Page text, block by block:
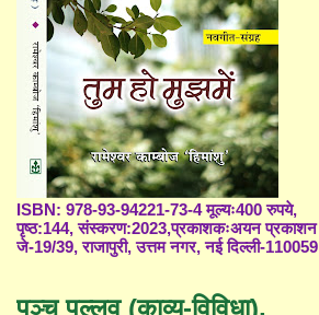
ISBN: 978-93-94221-73-4 मूल्यः400 रुपये,
पृष्ठ:144, संस्करण:2023,प्रकाशकःअयन प्रकाशन
जे-19/39, राजापुरी, उत्तम नगर, नई दिल्ली-110059
पञ्च पल्लव (काव्य-विविधा),